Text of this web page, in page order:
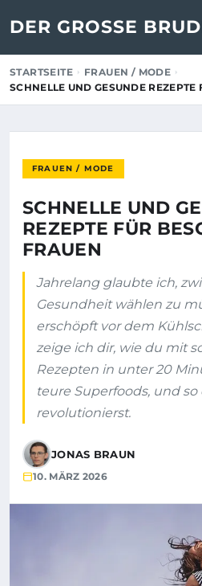
DER GROSSE
STARTSEITE
FRAUEN / MODE
SCHNELLE UND GESUNDE REZEPTE
FRAUEN / MODE
SCHNELLE UND
REZEPTE FÜR
FRAUEN
Jahrelang glaubte ich,
Gesundheit wählen zu
erschöpft vor dem
zeige ich dir, wie du mit
Rezepten in unter 20
teure Superfoods, und
revolutionierst.
JONAS BRAUN
10. MÄRZ 2026